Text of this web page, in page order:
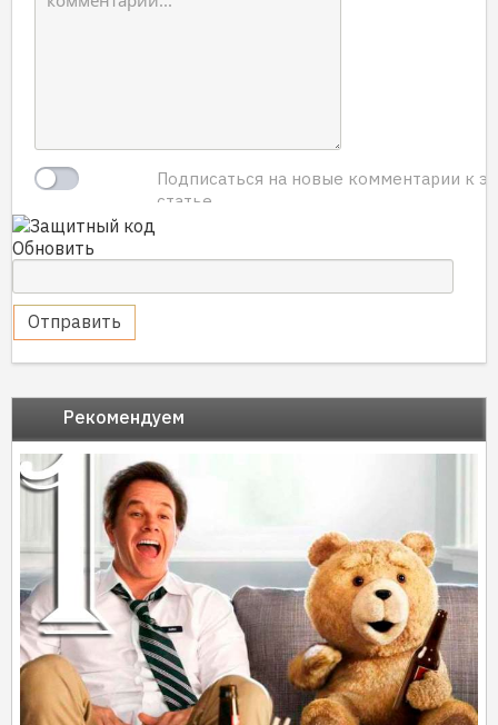
Подписаться на новые комментарии к
статье.
Обновить
Отправить
Рекомендуем